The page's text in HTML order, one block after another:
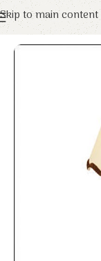
Skip to main content
Trang chủ Euroto